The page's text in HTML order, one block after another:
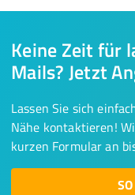
Keine Zeit für
Mails? Jetzt
Lassen Sie sich
Nähe kontaktieren!
kurzen Formular an